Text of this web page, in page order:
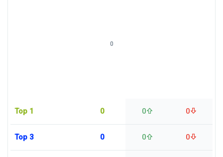
Top 1 0 0 0
Top 3 0 0 0
0